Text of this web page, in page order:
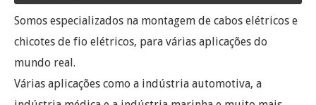
Somos especializados na montagem de cabos elétricos e
chicotes de fio elétricos, para várias aplicações do
mundo real.
Várias aplicações como a indústria automotiva, a